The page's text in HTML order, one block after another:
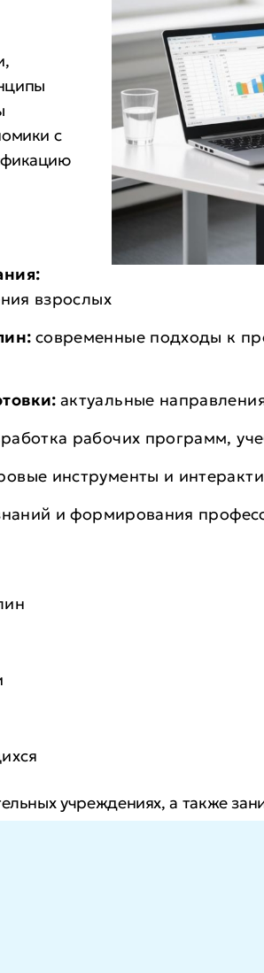
с
взрослых
современные подходы к
актуальные
рабочих программ,
инструменты и
и формирования
учреждениях, а также
направление